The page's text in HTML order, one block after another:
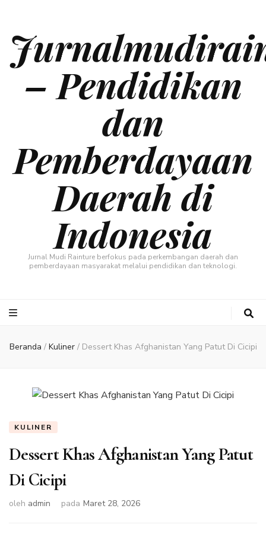
– Pendidikan
dan
Pemberdayaan
Daerah di
Indonesia
Jurnal Mudi Rainture berfokus pada perkembangan daerah dan
pemberdayaan masyarakat melalui pendidikan dan teknologi.
Beranda / Kuliner / Dessert Khas Afghanistan Yang Patut Di Cicipi
KULINER
Dessert Khas Afghanistan Yang Patut
Di Cicipi
oleh admin pada Maret 28, 2026